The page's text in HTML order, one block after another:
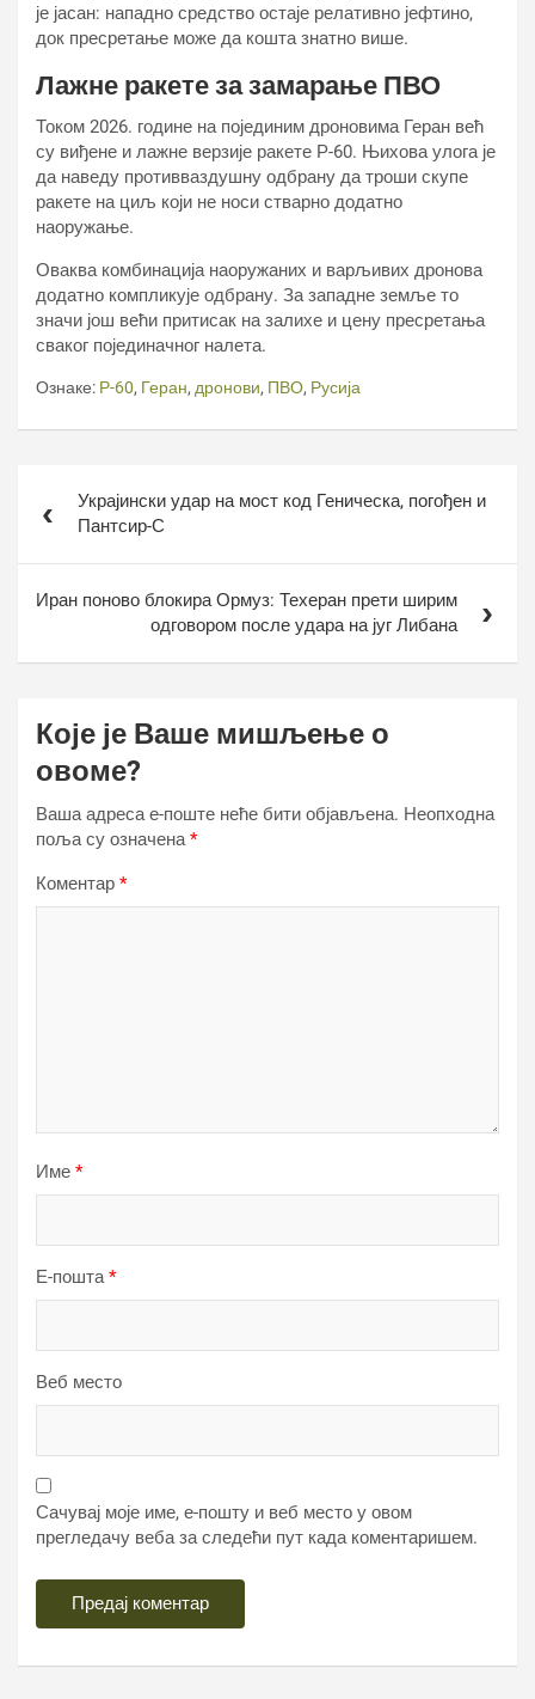
је јасан: нападно средство остаје релативно јефтино,
док пресретање може да кошта знатно више.
Лажне ракете за замарање ПВО
Током 2026. године на појединим дроновима Геран већ
су виђене и лажне верзије ракете Р-60. Њихова улога је
да наведу противваздушну одбрану да троши скупе
ракете на циљ који не носи стварно додатно
наоружање.
Оваква комбинација наоружаних и варљивих дронова
додатно компликује одбрану. За западне земље то
значи још већи притисак на залихе и цену пресретања
сваког појединачног налета.
Ознаке: Р-60, Геран, дронови, ПВО, Русија
чланкаУкрајински удар на мост код Геническа, погођен и
Пантсир-С
Иран поново блокира Ормуз: Техеран прети ширим
одговором после удара на југ Либана
Које је Ваше мишљење о
овоме?
Ваша адреса е-поште неће бити објављена. Неопходна
поља су означена*
Коментар *
Име *
Е-пошта*
Веб место
Сачувај моје име, е-пошту и веб место у овом
прегледачу веба за следећи пут када коментаришем.